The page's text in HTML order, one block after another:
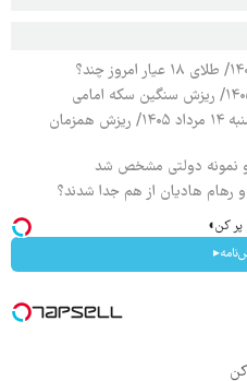
قیمت محصولات ایران خودرو چهارشنبه ۱۴ مرداد ۱۴۰۵/ ریزش همزمان
و نمونه دولتی مشخص شد
و رهام هادیان از هم جدا شدند؟
پر کن◖